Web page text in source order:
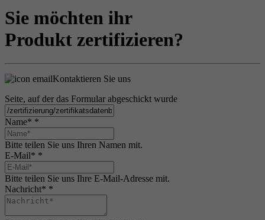
Sie möchten ihr
Produkt zertifizieren?
Kontaktieren Sie uns
Seite, auf der das Formular abgeschickt wurde
Name* *
Bitte teilen Sie uns Ihren Namen mit.
E-Mail* *
Bitte teilen Sie uns Ihre E-Mail-Adresse mit.
Nachricht* *